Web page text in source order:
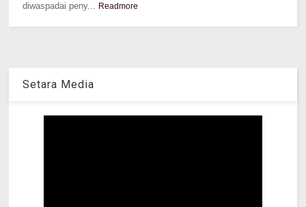
diwaspadai peny... Readmore
Setara Media